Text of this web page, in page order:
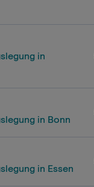
in
in Bonn
in Essen